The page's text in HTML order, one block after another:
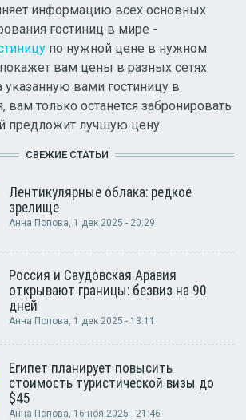
информацию всех основных
гостиниц в мире -
по нужной цене в нужном
вам цены в разных сетях
указанную вами гостиницу в
вам только останется забронировать
предложит лучшую цену.
СВЕЖИЕ СТАТЬИ
Лентикулярные облака: редкое
зрелище
Анна Попова, 1 дек 2025 - 20:29
Россия и Саудовская Аравия
открывают границы: безвиз на 90
дней
Анна Попова, 1 дек 2025 - 13:11
Египет планирует повысить
стоимость туристической визы до
$45
Анна Попова, 16 ноя 2025 - 21:46